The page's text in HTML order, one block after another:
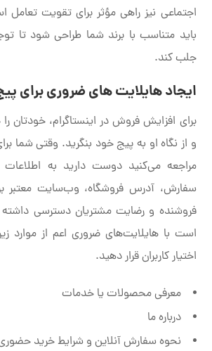
اجتماعی نیز راهی مؤثر برای تقویت تعامل
باید متناسب با برند شما طراحی شود تا
جلب کند.
ایجاد هایلایت های ضروری برای
برای افزایش فروش در اینستاگرام، خودتان
و از نگاه او به پیج خود بنگرید. وقتی شما
مراجعه می‌کنید دوست دارید به اطلاعات
سفارش، آدرس فروشگاه، وب‌سایت معتبر
فروشنده و رضایت مشتریان دسترسی داشته
است با هایلایت‌های ضروری اعم از موارد
اختیار کاربران قرار دهید.
معرفی محصولات یا خدمات
درباره ما
نحوه سفارش آنلاین و شرایط خرید